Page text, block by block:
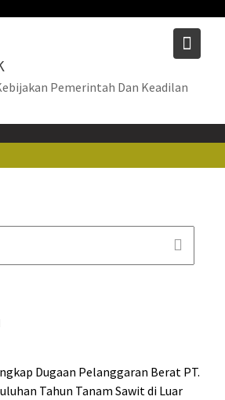
Pemerintah Dan Keadilan
Dugaan Pelanggaran Berat PT.
Tahun Tanam Sawit di Luar